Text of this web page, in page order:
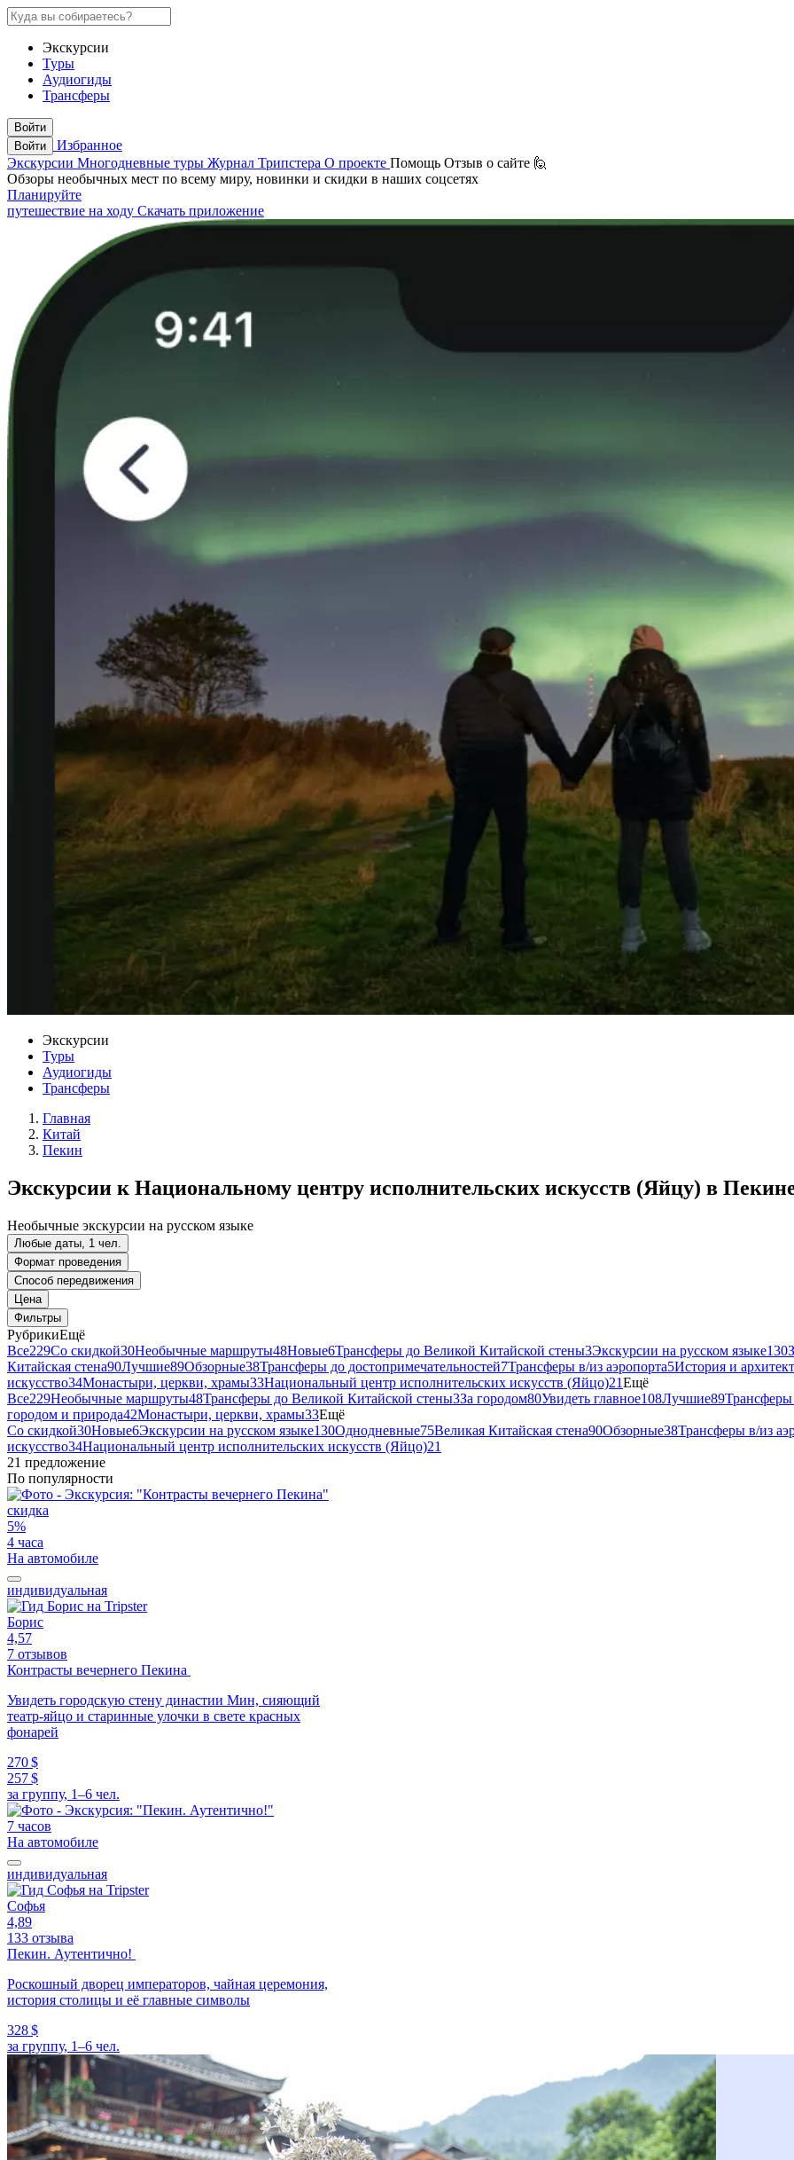
Экскурсии
Туры
Аудиогиды
Трансферы
Войти
Войти
Избранное
Экскурсии Многодневные туры Журнал Трипстера О проекте Помощь Отзыв о сайте 🙋
Обзоры необычных мест по всему миру, новинки и скидки в наших соцсетях
Планируйте
путешествие на ходу Скачать приложение
Экскурсии
Туры
Аудиогиды
Трансферы
Главная
Китай
Пекин
Экскурсии к Национальному центру исполнительских искусств (Яйцу) в
Необычные экскурсии на русском языке
Любые даты, 1 чел.
Формат проведения
Способ передвижения
Цена
Фильтры
РубрикиЕщё
Все229Со скидкой30Необычные маршруты48Новые6Трансферы до Великой Китайской стены3Экскурсии на русском языке130
Китайская стена90Лучшие89Обзорные38Трансферы до достопримечательностей7Трансферы в/из аэропорта5История и
искусство34Монастыри, церкви, храмы33Национальный центр исполнительских искусств (Яйцо)21Ещё
Все229Необычные маршруты48Трансферы до Великой Китайской стены3За городом80Увидеть главное108Лучшие89Трансферы
городом и природа42Монастыри, церкви, храмы33Ещё
Со скидкой30Новые6Экскурсии на русском языке130Однодневные75Великая Китайская стена90Обзорные38Трансферы в/из
искусство34Национальный центр исполнительских искусств (Яйцо)21
21 предложение
По популярности
скидка
5%
4 часа
На автомобиле
индивидуальная
Борис
4,57
7 отзывов
Контрасты вечернего Пекина
Увидеть городскую стену династии Мин, сияющий
театр-яйцо и старинные улочки в свете красных
фонарей
270 $
257 $
за группу, 1–6 чел.
7 часов
На автомобиле
индивидуальная
Софья
4,89
133 отзыва
Пекин. Аутентично!
Роскошный дворец императоров, чайная церемония,
история столицы и её главные символы
328 $
за группу, 1–6 чел.